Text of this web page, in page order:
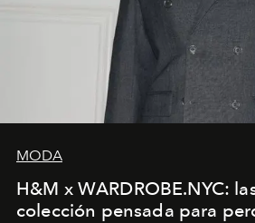
MODA
H&M x WARDROBE.NYC:
colección pensada para